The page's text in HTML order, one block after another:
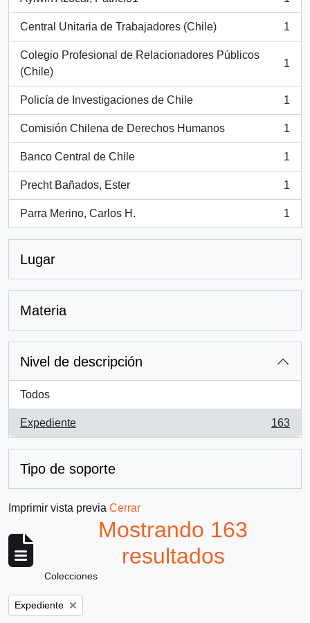
, 1 resultados
Central Unitaria de Trabajadores (Chile)
, 1 resultados
1
Colegio Profesional de Relacionadores Públicos
(Chile)
, 1 resultados
1
Policía de Investigaciones de Chile
, 1 resultados
1
Comisión Chilena de Derechos Humanos
, 1 resultados
1
Banco Central de Chile
, 1 resultados
1
Precht Bañados, Ester
, 1 resultados
1
Parra Merino, Carlos H.
, 1 resultados
1
Lugar
Materia
Nivel de descripción
Todos
Expediente
, 163 resultados
163
Tipo de soporte
Imprimir vista previa Cerrar
Mostrando 163
resultados
Colecciones
Remove filter:
Expediente